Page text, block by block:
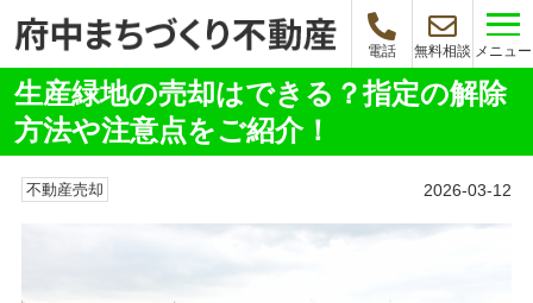
電話 無料相談 メニュー
生産緑地の売却はできる？指定の解除
方法や注意点をご紹介！
不動産売却 2026-03-12